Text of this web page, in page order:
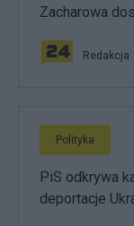
Zacharowa
Redakcja
Polityka
PiS odkrywa
deportacje